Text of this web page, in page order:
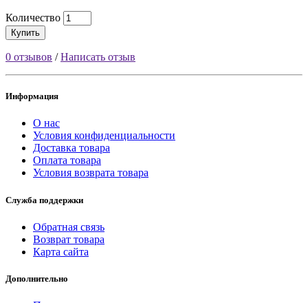
Количество
Купить
0 отзывов /Написать отзыв
Информация
О нас
Условия конфиденциальности
Доставка товара
Оплата товара
Условия возврата товара
Служба поддержки
Обратная связь
Возврат товара
Карта сайта
Дополнительно